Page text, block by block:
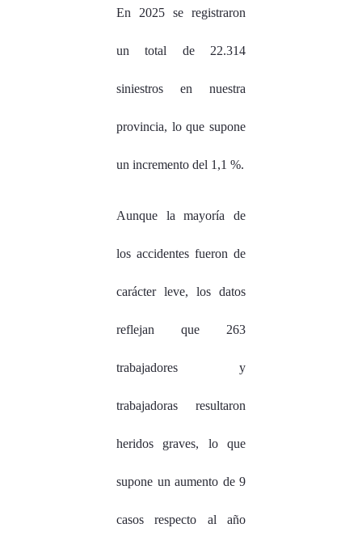
En 2025 se registraron
un total de 22.314
siniestros en nuestra
provincia, lo que supone
un incremento del 1,1 %.
Aunque la mayoría de
los accidentes fueron de
carácter leve, los datos
reflejan que 263
trabajadores y
trabajadoras resultaron
heridos graves, lo que
supone un aumento de 9
casos respecto al año